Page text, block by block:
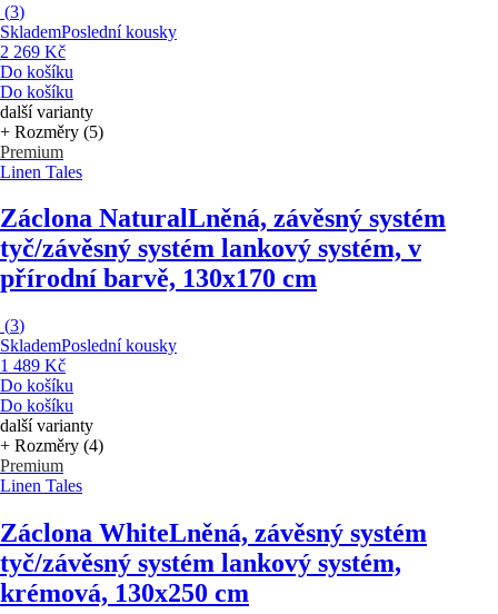
(3)
SklademPoslední kousky
2 269 Kč
Do košíku
Do košíku
další varianty
+ Rozměry (5)
Premium
Linen Tales
Záclona NaturalLněná, závěsný systém
tyč/závěsný systém lankový systém, v
přírodní barvě, 130x170 cm
(3)
SklademPoslední kousky
1 489 Kč
Do košíku
Do košíku
další varianty
+ Rozměry (4)
Premium
Linen Tales
Záclona WhiteLněná, závěsný systém
tyč/závěsný systém lankový systém,
krémová, 130x250 cm